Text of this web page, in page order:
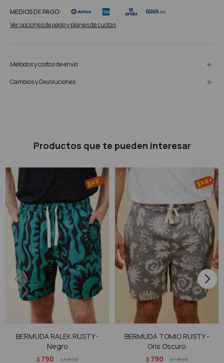
MEDIOS DE PAGO:
Ver opciones de pago y planes de cuotas
Métodos y costos de envío
Cambios y Devoluciones
Productos que te pueden interesar
BERMUDA RALEK RUSTY -
Negro
$ 790 $1.890
BERMUDA TOMIO RUSTY -
Gris Oscuro
$ 790 $1.890